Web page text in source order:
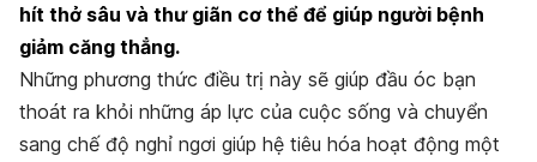
hít thở sâu và thư giãn cơ thể để giúp người bệnh
giảm căng thẳng.
Những phương thức điều trị này sẽ giúp đầu óc bạn
thoát ra khỏi những áp lực của cuộc sống và chuyển
sang chế độ nghỉ ngơi giúp hệ tiêu hóa hoạt động một